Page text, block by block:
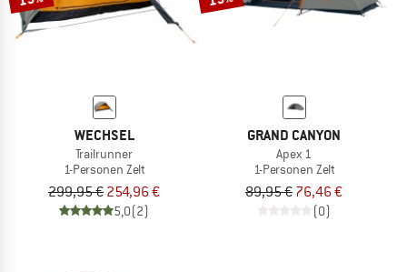
WECHSEL
Trailrunner
1-Personen Zelt
299,95 € 254,96 €
5,0(2)
GRAND CANYON
Apex 1
1-Personen Zelt
89,95 € 76,46 €
(0)